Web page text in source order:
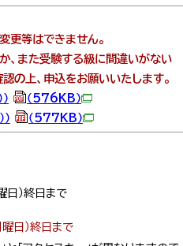
更等はできません。
、また受験する級に間違いがない
の上、申込をお願いいたします。
（576KB）
（577KB）
）終日まで
日）終日まで